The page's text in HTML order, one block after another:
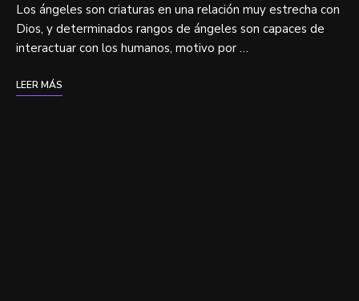
Los ángeles son criaturas en una relación muy estrecha con
Dios, y determinados rangos de ángeles son capaces de
interactuar con los humanos, motivo por …
LEER MÁS